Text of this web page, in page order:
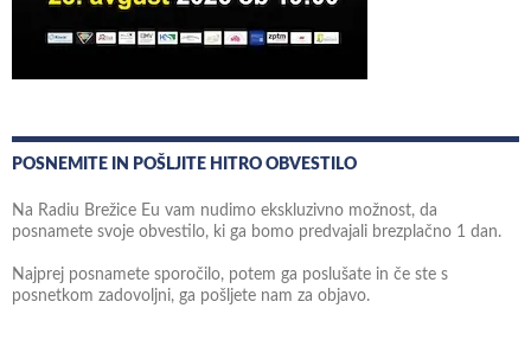
POSNEMITE IN POŠLJITE HITRO OBVESTILO
Na Radiu Brežice Eu vam nudimo ekskluzivno možnost, da
posnamete svoje obvestilo, ki ga bomo predvajali brezplačno 1 dan.
Najprej posnamete sporočilo, potem ga poslušate in če ste s
posnetkom zadovoljni, ga pošljete nam za objavo.